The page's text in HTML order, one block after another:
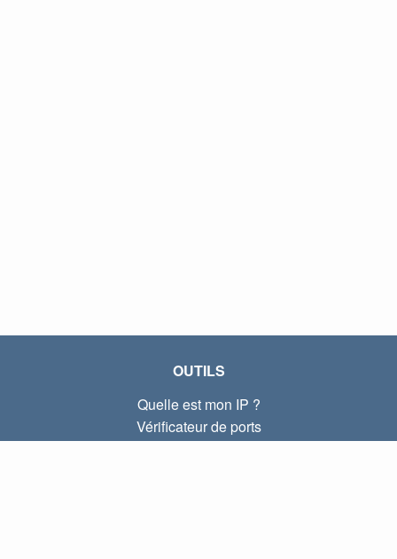
OUTILS
Quelle est mon IP ?
Vérificateur de ports